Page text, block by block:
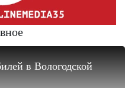
в Вологодской